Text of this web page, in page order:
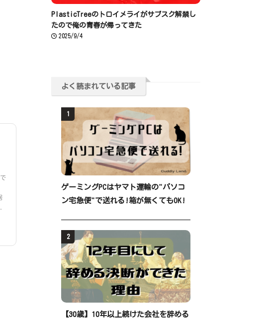
PlasticTreeのトロイメライがサブスク解禁し
たので俺の青春が帰ってきた
2025/9/4
よく読まれている記事
1
ゲーミングPCはヤマト運輸の"パソコ
ン宅急便"で送れる!箱が無くてもOK!
2
【30歳】10年以上続けた会社を辞める